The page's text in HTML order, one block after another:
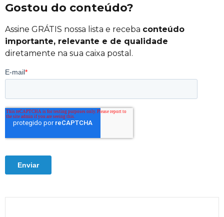
Gostou do conteúdo?
Assine GRÁTIS nossa lista e receba conteúdo
importante, relevante e de qualidade
diretamente na sua caixa postal.